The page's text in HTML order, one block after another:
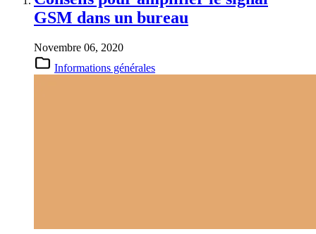
GSM dans un bureau
Novembre 06, 2020
Informations générales